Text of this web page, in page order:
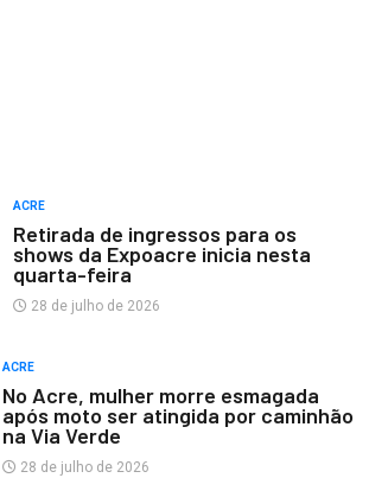
ACRE
Retirada de ingressos para os
shows da Expoacre inicia nesta
quarta-feira
28 de julho de 2026
ACRE
No Acre, mulher morre esmagada
após moto ser atingida por caminhão
na Via Verde
28 de julho de 2026